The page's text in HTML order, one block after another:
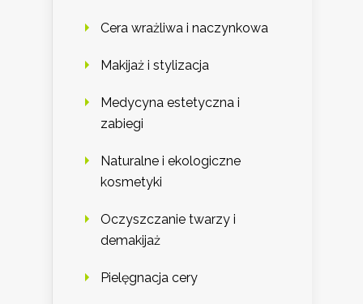
Cera wrażliwa i naczynkowa
Makijaż i stylizacja
Medycyna estetyczna i
zabiegi
Naturalne i ekologiczne
kosmetyki
Oczyszczanie twarzy i
demakijaż
Pielęgnacja cery